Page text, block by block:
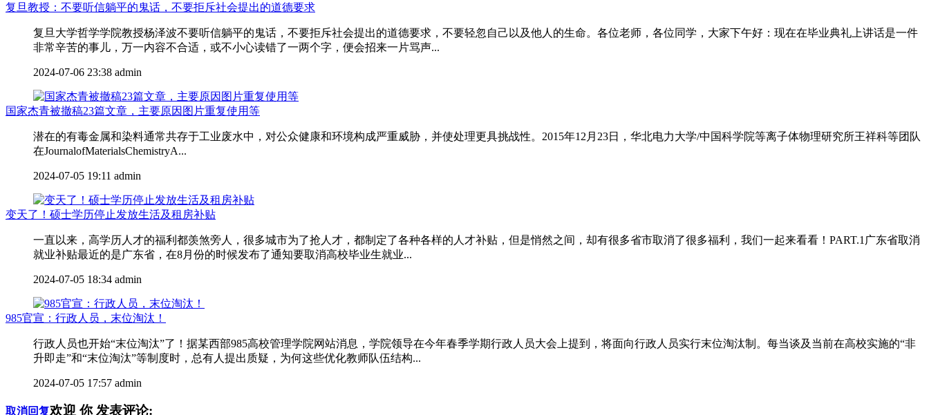
复旦教授：不要听信躺平的鬼话，不要拒斥社会提出的道德要求
复旦大学哲学学院教授杨泽波不要听信躺平的鬼话，不要拒斥社会提出的道德要求，不要轻忽自己以及他人的生命。各位老师，各位同学，大家下午好：现在在毕业典礼上讲话是一件
非常辛苦的事儿，万一内容不合适，或不小心读错了一两个字，便会招来一片骂声...
2024-07-06 23:38 admin
国家杰青被撤稿23篇文章，主要原因图片重复使用等
潜在的有毒金属和染料通常共存于工业废水中，对公众健康和环境构成严重威胁，并使处理更具挑战性。2015年12月23日，华北电力大学/中国科学院等离子体物理研究所王祥科等团队
在JournalofMaterialsChemistryA...
2024-07-05 19:11 admin
变天了！硕士学历停止发放生活及租房补贴
一直以来，高学历人才的福利都羡煞旁人，很多城市为了抢人才，都制定了各种各样的人才补贴，但是悄然之间，却有很多省市取消了很多福利，我们一起来看看！PART.1广东省取消
就业补贴最近的是广东省，在8月份的时候发布了通知要取消高校毕业生就业...
2024-07-05 18:34 admin
985官宣：行政人员，末位淘汰！
行政人员也开始“末位淘汰”了！据某西部985高校管理学院网站消息，学院领导在今年春季学期行政人员大会上提到，将面向行政人员实行末位淘汰制。每当谈及当前在高校实施的“非
升即走”和“末位淘汰”等制度时，总有人提出质疑，为何这些优化教师队伍结构...
2024-07-05 17:57 admin
取消回复欢迎 你发表评论: